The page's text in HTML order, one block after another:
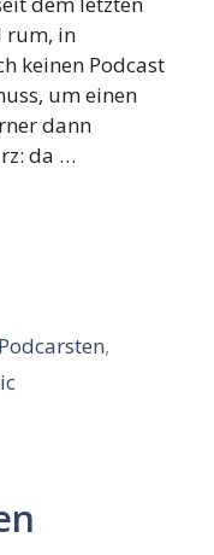
rum, in
keinen Podcast
um einen
dann
da …
Podcarsten,